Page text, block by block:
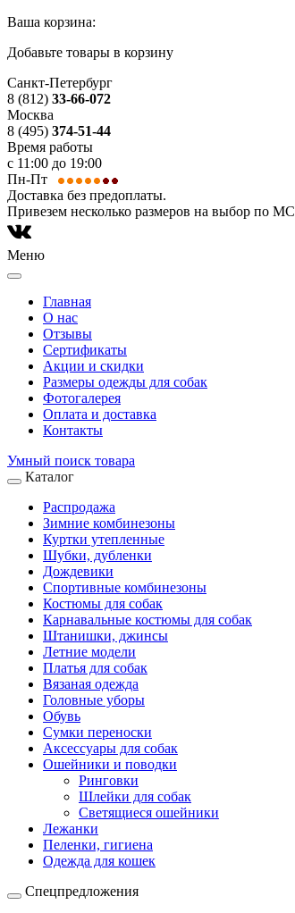
Ваша корзина:
Добавьте товары в корзину
Санкт-Петербург
8 (812) 33-66-072
Москва
8 (495) 374-51-44
Время работы
с 11:00 до 19:00
Пн-Пт
Доставка без предоплаты.
Привезем несколько размеров на выбор по
Меню
Главная
О нас
Отзывы
Сертификаты
Акции и скидки
Размеры одежды для собак
Фотогалерея
Оплата и доставка
Контакты
Умный поиск товара
Каталог
Распродажа
Зимние комбинезоны
Куртки утепленные
Шубки, дубленки
Дождевики
Спортивные комбинезоны
Костюмы для собак
Карнавальные костюмы для собак
Штанишки, джинсы
Летние модели
Платья для собак
Вязаная одежда
Головные уборы
Обувь
Сумки переноски
Аксессуары для собак
Ошейники и поводки
Ринговки
Шлейки для собак
Светящиеся ошейники
Лежанки
Пеленки, гигиена
Одежда для кошек
Спецпредложения